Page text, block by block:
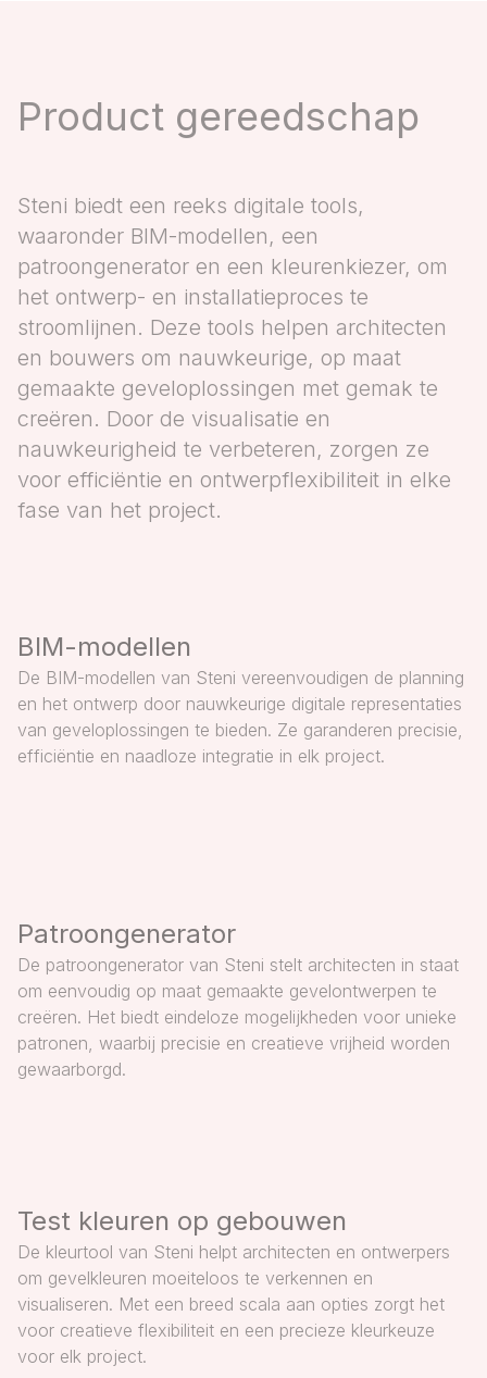
Product gereedschap
Steni biedt een reeks digitale tools,
waaronder BIM-modellen, een
patroongenerator en een kleurenkiezer, om
het ontwerp- en installatieproces te
stroomlijnen. Deze tools helpen architecten
en bouwers om nauwkeurige, op maat
gemaakte geveloplossingen met gemak te
creëren. Door de visualisatie en
nauwkeurigheid te verbeteren, zorgen ze
voor efficiëntie en ontwerpflexibiliteit in elke
fase van het project.
BIM-modellen
De BIM-modellen van Steni vereenvoudigen de planning
en het ontwerp door nauwkeurige digitale representaties
van geveloplossingen te bieden. Ze garanderen precisie,
efficiëntie en naadloze integratie in elk project.
Patroongenerator
De patroongenerator van Steni stelt architecten in staat
om eenvoudig op maat gemaakte gevelontwerpen te
creëren. Het biedt eindeloze mogelijkheden voor unieke
patronen, waarbij precisie en creatieve vrijheid worden
gewaarborgd.
Test kleuren op gebouwen
De kleurtool van Steni helpt architecten en ontwerpers
om gevelkleuren moeiteloos te verkennen en
visualiseren. Met een breed scala aan opties zorgt het
voor creatieve flexibiliteit en een precieze kleurkeuze
voor elk project.